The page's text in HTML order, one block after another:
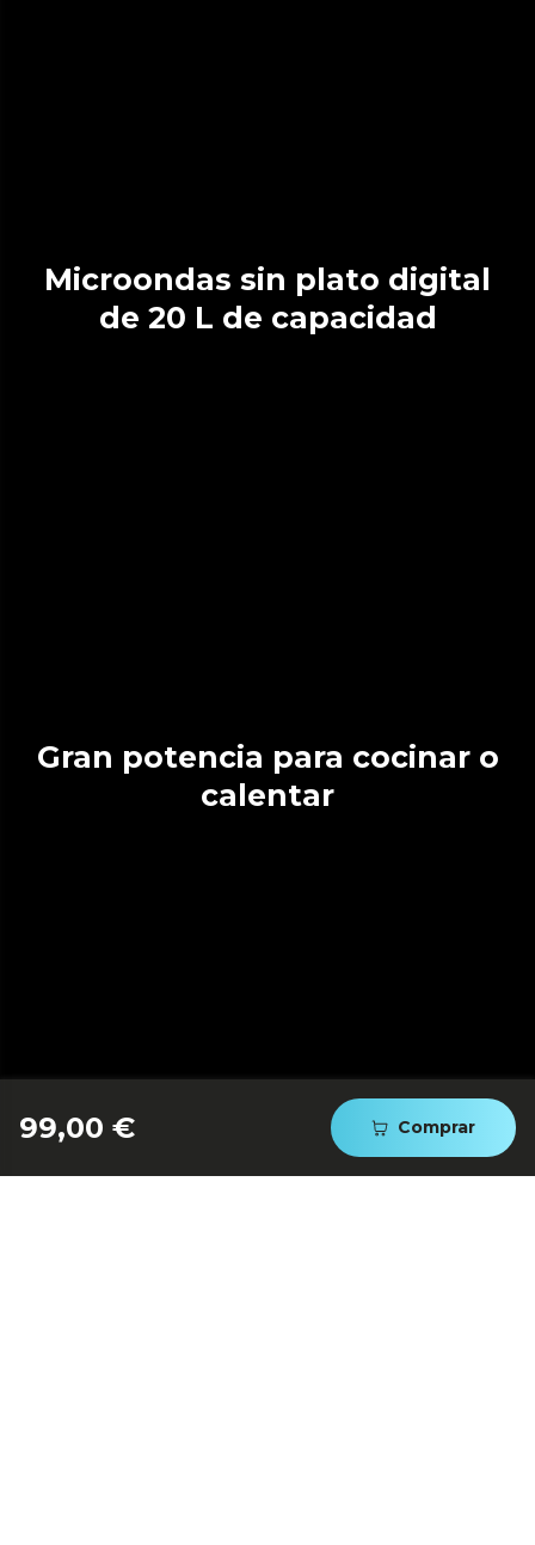
99,00 € Comprar
Microondas sin plato digital
de 20 L de capacidad
Gran potencia para cocinar o
calentar